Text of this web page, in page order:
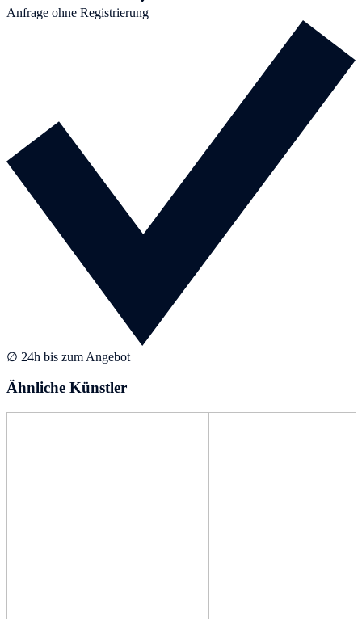
Anfrage ohne Registrierung
∅ 24h bis zum Angebot
Ähnliche Künstler